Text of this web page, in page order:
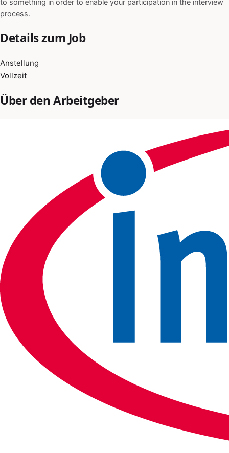
to something in order to enable your participation in the interview
process.
Details zum Job
Anstellung
Vollzeit
Über den Arbeitgeber